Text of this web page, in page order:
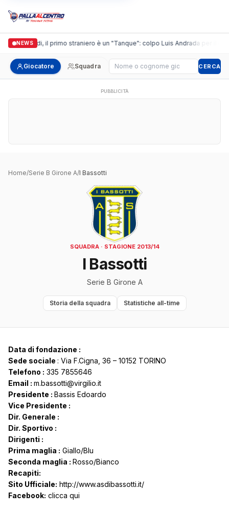
NEWS
Casalguidi, il primo straniero è un "Tanque": colpo Luis Andrada per il
Giocatore Squadra Cerca giocatore CERCA
PUBBLICITÀ
Home/Serie B Girone A/I Bassotti
SQUADRA · STAGIONE 2013/14
I Bassotti
Serie B Girone A
Storia della squadra Statistiche all-time
Data di fondazione :
Sede sociale : Via F.Cigna, 36 – 10152 TORINO
Telefono : 335 7855646
Email : m.bassotti@virgilio.it
Presidente : Bassis Edoardo
Vice Presidente :
Dir. Generale :
Dir. Sportivo :
Dirigenti :
Prima maglia : Giallo/Blu
Seconda maglia : Rosso/Bianco
Recapiti:
Sito Ufficiale: http://www.asdibassotti.it/
Facebook: clicca qui